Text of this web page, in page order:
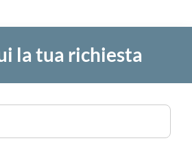
la tua richiesta